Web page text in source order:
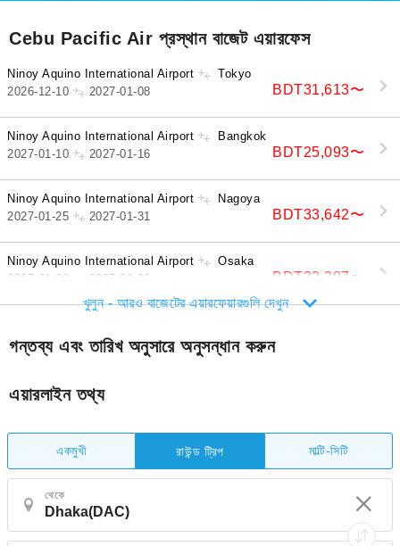
Cebu Pacific Air প্রস্থান বাজেট এয়ারফেস
Ninoy Aquino International Airport Tokyo
BDT31,613〜
2026-12-10 2027-01-08
Ninoy Aquino International Airport Bangkok
BDT25,093〜
2027-01-10 2027-01-16
Ninoy Aquino International Airport Nagoya
BDT33,642〜
2027-01-25 2027-01-31
Ninoy Aquino International Airport Osaka
BDT32,387 〜
2027-01-28 2027-01-30
খুলুন - আরও বাজেটের এয়ারফেয়ারগুলি দেখুন
গন্তব্য এবং তারিখ অনুসারে অনুসন্ধান করুন
এয়ারলাইন তথ্য
একমুখী রাউন্ড ট্রিপ মাল্টি-সিটি
থেকে